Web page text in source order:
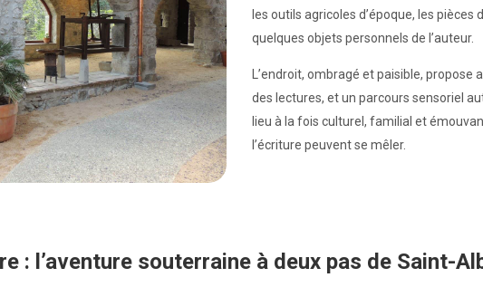
les outils agricoles d’époque, les
quelques objets personnels de l’auteur.
L’endroit, ombragé et paisible,
des lectures, et un parcours sensoriel
lieu à la fois culturel, familial et
l’écriture peuvent se mêler.
: l’aventure souterraine à deux pas de Saint-